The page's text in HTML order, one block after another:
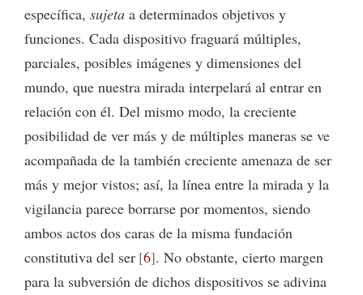
específica, sujeta a determinados objetivos y
funciones. Cada dispositivo fraguará múltiples,
parciales, posibles imágenes y dimensiones del
mundo, que nuestra mirada interpelará al entrar en
relación con él. Del mismo modo, la creciente
posibilidad de ver más y de múltiples maneras se ve
acompañada de la también creciente amenaza de ser
más y mejor vistos; así, la línea entre la mirada y la
vigilancia parece borrarse por momentos, siendo
ambos actos dos caras de la misma fundación
constitutiva del ser 6 . No obstante, cierto margen
para la subversión de dichos dispositivos se adivina